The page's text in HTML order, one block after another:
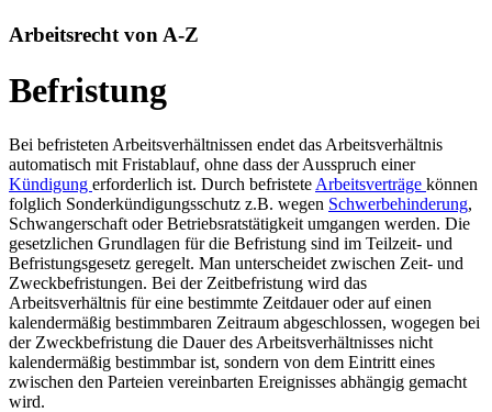
Arbeitsrecht von A-Z
Befristung
Bei befristeten Arbeitsverhältnissen endet das Arbeitsverhältnis
automatisch mit Fristablauf, ohne dass der Ausspruch einer
Kündigung erforderlich ist. Durch befristete Arbeitsverträge können
folglich Sonderkündigungsschutz z.B. wegen Schwerbehinderung,
Schwangerschaft oder Betriebsratstätigkeit umgangen werden. Die
gesetzlichen Grundlagen für die Befristung sind im Teilzeit- und
Befristungsgesetz geregelt. Man unterscheidet zwischen Zeit- und
Zweckbefristungen. Bei der Zeitbefristung wird das
Arbeitsverhältnis für eine bestimmte Zeitdauer oder auf einen
kalendermäßig bestimmbaren Zeitraum abgeschlossen, wogegen bei
der Zweckbefristung die Dauer des Arbeitsverhältnisses nicht
kalendermäßig bestimmbar ist, sondern von dem Eintritt eines
zwischen den Parteien vereinbarten Ereignisses abhängig gemacht
wird.